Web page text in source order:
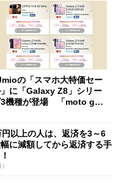
の「スマホ大特価セー
に「Galaxy Z8」シリー
3機種が登場 「moto g37
以上の人は、返済を3～6
に減額してから返済する手